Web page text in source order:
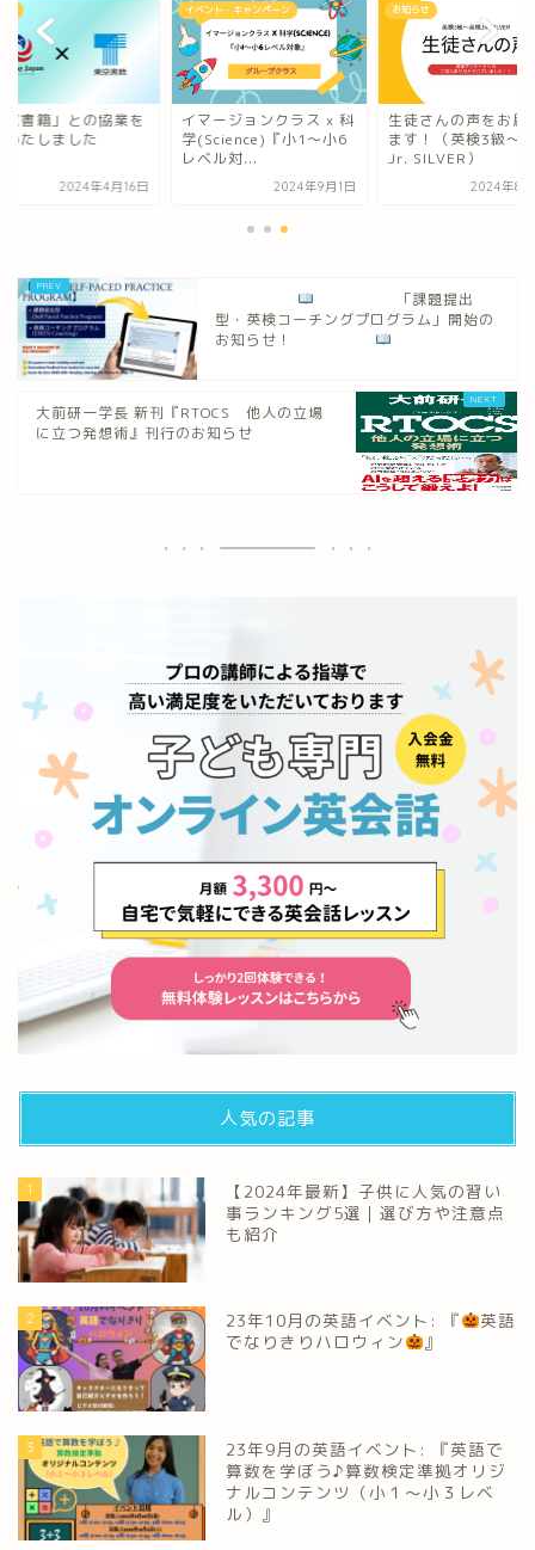
京書籍」との協業を
いたしました
2024年4月16日
イベント・キャンペーン
イマージョンクラス x 科
学(Science)『小1～小6
レベル対...
2024年9月1日
お知らせ
生徒さんの声をお届
ます！（英検3級～
Jr. SILVER）
2024年8
「課題提出
型・英検コーチングプログラム」開始の
お知らせ！
大前研一学長 新刊『RTOCS 他人の立場
に立つ発想術』刊行のお知らせ
人気の記事
1
【2024年最新】子供に人気の習い
事ランキング5選｜選び方や注意点
も紹介
2 23年10月の英語イベント: 『
英語
でなりきりハロウィン
』
3
23年9月の英語イベント: 『英語で
算数を学ぼう♪算数検定準拠オリジ
ナルコンテンツ（小１～小３レベ
ル）』